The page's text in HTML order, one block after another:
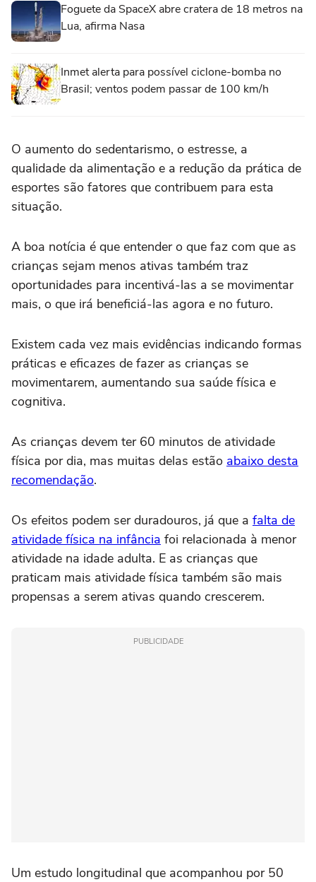
Foguete da SpaceX abre cratera de 18 metros na
Lua, afirma Nasa
Inmet alerta para possível ciclone-bomba no
Brasil; ventos podem passar de 100 km/h
O aumento do sedentarismo, o estresse, a
qualidade da alimentação e a redução da prática de
esportes são fatores que contribuem para esta
situação.
A boa notícia é que entender o que faz com que as
crianças sejam menos ativas também traz
oportunidades para incentivá-las a se movimentar
mais, o que irá beneficiá-las agora e no futuro.
Existem cada vez mais evidências indicando formas
práticas e eficazes de fazer as crianças se
movimentarem, aumentando sua saúde física e
cognitiva.
As crianças devem ter 60 minutos de atividade
física por dia, mas muitas delas estão abaixo desta
recomendação.
Os efeitos podem ser duradouros, já que a falta de
atividade física na infância foi relacionada à menor
atividade na idade adulta. E as crianças que
praticam mais atividade física também são mais
propensas a serem ativas quando crescerem.
PUBLICIDADE
Um estudo longitudinal que acompanhou por 50